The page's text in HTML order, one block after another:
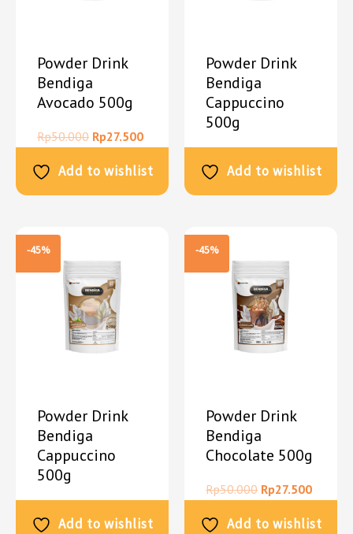
Powder Drink
Bendiga
Avocado 500g
Rp50.000 Rp27.500
Add to wishlist
Powder Drink
Bendiga
Cappuccino
500g
Add to wishlist
-45%
Powder Drink
Bendiga
Cappuccino
500g
Add to wishlist
-45%
Powder Drink
Bendiga
Chocolate 500g
Rp50.000 Rp27.500
Add to wishlist